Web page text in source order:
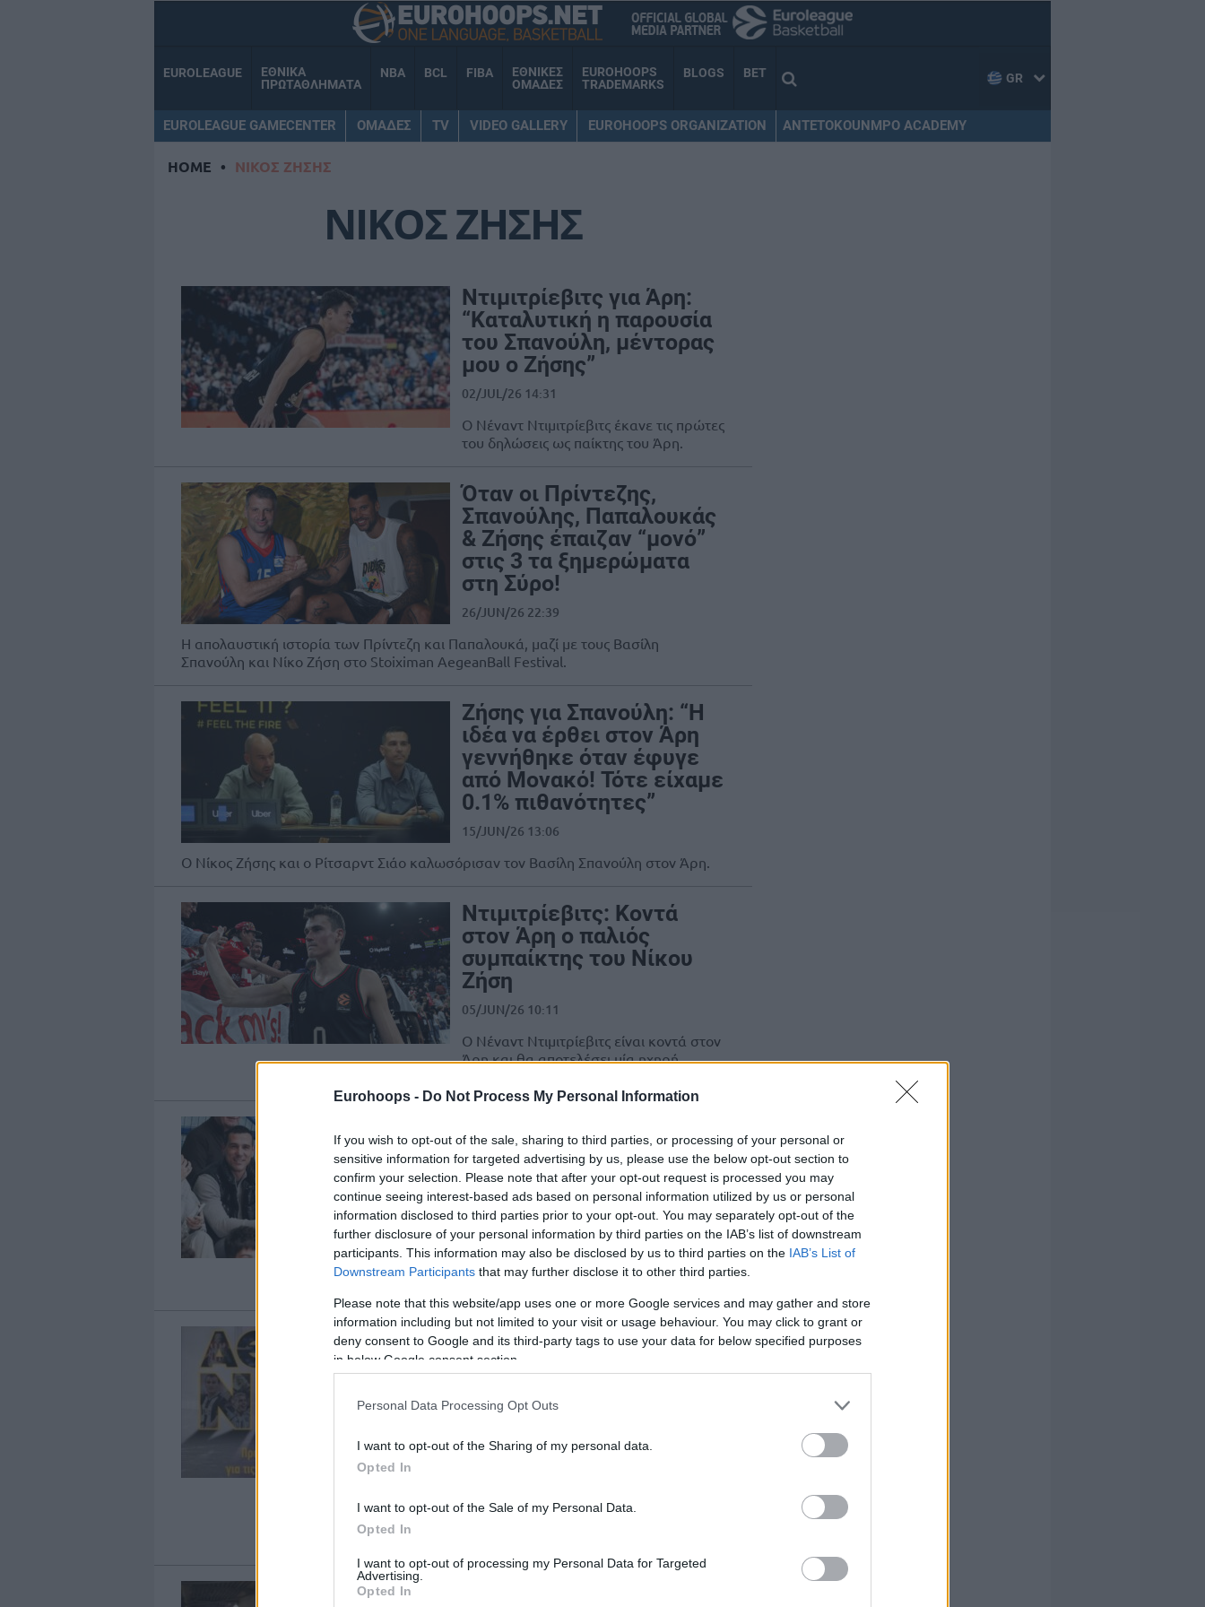
Eurohoops - Do Not Process My Personal Information
If you wish to opt-out of the sale, sharing to third parties, or processing of your personal or
sensitive information for targeted advertising by us, please use the below opt-out section to
confirm your selection. Please note that after your opt-out request is processed you may
continue seeing interest-based ads based on personal information utilized by us or personal
information disclosed to third parties prior to your opt-out. You may separately opt-out of the
further disclosure of your personal information by third parties on the IAB’s list of downstream
participants. This information may also be disclosed by us to third parties on the IAB’s List of
Downstream Participants that may further disclose it to other third parties.
Please note that this website/app uses one or more Google services and may gather and store
information including but not limited to your visit or usage behaviour. You may click to grant or
deny consent to Google and its third-party tags to use your data for below specified purposes
in below Google consent section.
Personal Data Processing Opt Outs
I want to opt-out of the Sharing of my personal data.
Opted In
I want to opt-out of the Sale of my Personal Data.
Opted In
I want to opt-out of processing my Personal Data for Targeted
Advertising.
Opted In
EUROLEAGUE
ΕΘΝΙΚΑ
ΠΡΩΤΑΘΛΗΜΑΤΑ
NBA BCL FIBA
ΕΘΝΙΚΕΣ
ΟΜΑΔΕΣ
EUROHOOPS
TRADEMARKS
BLOGS BET GR
EUROLEAGUE GAMECENTER ΟΜΑΔΕΣ TV VIDEO GALLERY EUROHOOPS ORGANIZATION ANTETOKOUNMPO ACADEMY
HOME • ΝΙΚΟΣ ΖΗΣΗΣ
ΝΙΚΟΣ ΖΗΣΗΣ
Ντιμιτρίεβιτς για Άρη:
“Καταλυτική η παρουσία
του Σπανούλη, μέντορας
μου ο Ζήσης”
02/JUL/26 14:31
Ο Νέναντ Ντιμιτρίεβιτς έκανε τις πρώτες
του δηλώσεις ως παίκτης του Άρη.
Όταν οι Πρίντεζης,
Σπανούλης, Παπαλουκάς
& Ζήσης έπαιζαν “μονό”
στις 3 τα ξημερώματα
στη Σύρο!
26/JUN/26 22:39
Η απολαυστική ιστορία των Πρίντεζη και Παπαλουκά, μαζί με τους Βασίλη
Σπανούλη και Νίκο Ζήση στο Stoiximan AegeanBall Festival.
Ζήσης για Σπανούλη: “Η
ιδέα να έρθει στον Άρη
γεννήθηκε όταν έφυγε
από Μονακό! Τότε είχαμε
0.1% πιθανότητες”
15/JUN/26 13:06
Ο Νίκος Ζήσης και ο Ρίτσαρντ Σιάο καλωσόρισαν τον Βασίλη Σπανούλη στον Άρη.
Ντιμιτρίεβιτς: Κοντά
στον Άρη ο παλιός
συμπαίκτης του Νίκου
Ζήση
05/JUN/26 10:11
Ο Νέναντ Ντιμιτρίεβιτς είναι κοντά στον
Άρη και θα αποτελέσει μία ηχηρή
Ντικούδης είδαν παρέα
την Εθνική Παμπαίδων
05/APR/26 19:41
Οι Βασίλης Σπανούλης, Νίκος Ζήσης και
Δήμος Ντικούδης, παρακολούθησαν
μαζί το φιλικό ματς της Εθνικής
Αθέατες Νίκες:
Προσωπικές μαρτυρίες
αθλητών για τις μάχες
που δεν είδε ποτέ
14/MAR/26 10:04
Γιώργου Αδαμόπουλου από την